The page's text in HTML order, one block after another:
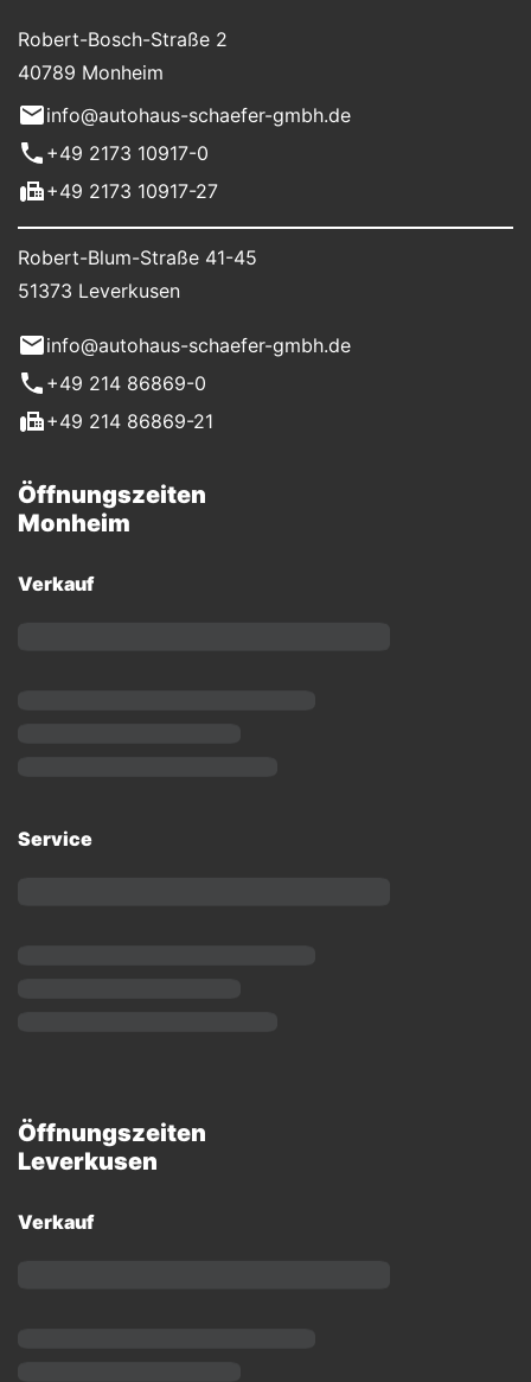
Robert-Bosch-Straße 2
40789 Monheim
info@autohaus-schaefer-gmbh.de
+49 2173 10917-0
+49 2173 10917-27
Robert-Blum-Straße 41-45
51373 Leverkusen
info@autohaus-schaefer-gmbh.de
+49 214 86869-0
+49 214 86869-21
Öffnungszeiten
Monheim
Verkauf
Service
Öffnungszeiten
Leverkusen
Verkauf